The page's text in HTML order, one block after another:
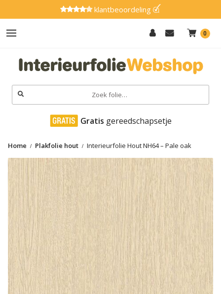
klantbeoordeling
0
Zoeken
naar:
Hout
Effen
Marmer
Glitter
Natuursteen
Textiel
Gereedschap
SALE
Advies
Gratis gereedschapsetje
Home Plakfolie hout Interieurfolie Hout NH64 – Pale oak